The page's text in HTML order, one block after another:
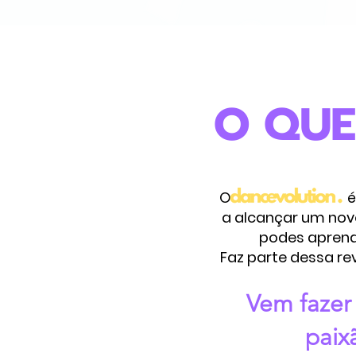
O
ODancevolution
a alcançar um
podes
Faz parte dessa
Vem